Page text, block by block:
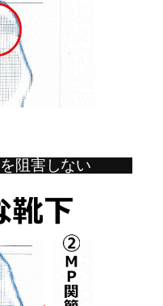
阻害しない